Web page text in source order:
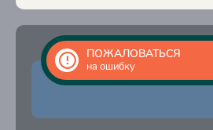
ПОЖАЛОВАТЬСЯ
на ошибку